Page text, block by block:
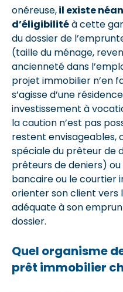
onéreuse,il existe
d’éligibilitéà cette
du dossier de
(taille du ménage,
ancienneté dans
projet immobilier n’en
s’agisse d’une
investissement à
la caution n’est pas
restent envisageables,
spéciale du prêteur de
prêteurs de deniers) ou
bancaire ou le courtier
orienter son client vers
adéquate à son
dossier.
Quel organisme
prêt immobilier